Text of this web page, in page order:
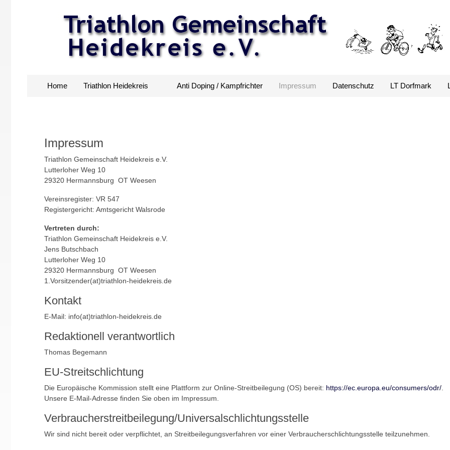
Home Triathlon Heidekreis Anti Doping / Kampfrichter Impressum Datenschutz LT Dorfmark
Impressum
Triathlon Gemeinschaft Heidekreis e.V.
Lutterloher Weg 10
29320 Hermannsburg OT Weesen
Vereinsregister: VR 547
Registergericht: Amtsgericht Walsrode
Vertreten durch:
Triathlon Gemeinschaft Heidekreis e.V.
Jens Butschbach
Lutterloher Weg 10
29320 Hermannsburg OT Weesen
1.Vorsitzender(at)triathlon-heidekreis.de
Kontakt
E-Mail: info(at)triathlon-heidekreis.de
Redaktionell verantwortlich
Thomas Begemann
EU-Streitschlichtung
Die Europäische Kommission stellt eine Plattform zur Online-Streitbeilegung (OS) bereit: https://ec.europa.eu/consumers/odr/
Unsere E-Mail-Adresse finden Sie oben im Impressum.
Verbraucher­streit­beilegung/Universal­schlichtungs­stelle
Wir sind nicht bereit oder verpflichtet, an Streitbeilegungsverfahren vor einer Verbraucherschlichtungsstelle teilzunehmen.